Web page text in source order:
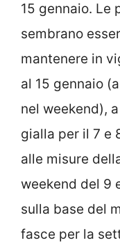
15 gennaio. Le
sembrano
mantenere in
al 15 gennaio
nel weekend),
gialla per il 7 e
alle misure
weekend del 9
sulla base del
fasce per la